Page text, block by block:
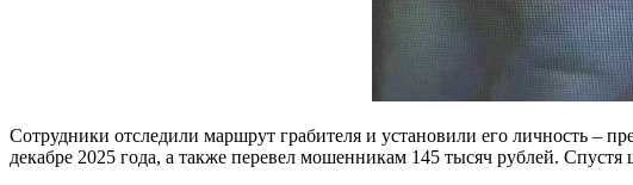
Сотрудники отследили маршрут грабителя и установили его личность –
декабре 2025 года, а также перевел мошенникам 145 тысяч рублей.